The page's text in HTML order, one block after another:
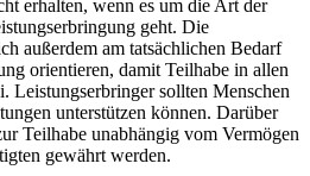
erhalten, wenn es um die Art der
geht. Die
außerdem am tatsächlichen Bedarf
orientieren, damit Teilhabe in allen
Leistungserbringer sollten Menschen
unterstützen können. Darüber
Teilhabe unabhängig vom Vermögen
gewährt werden.